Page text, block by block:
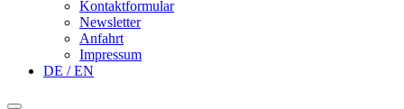
Kontaktformular
Newsletter
Anfahrt
Impressum
DE / EN